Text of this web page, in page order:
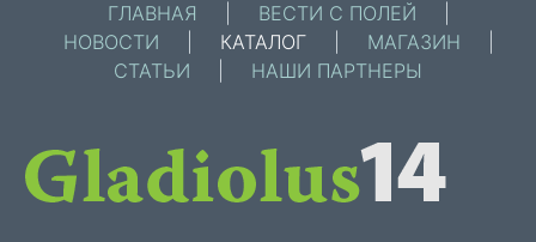
ГЛАВНАЯ ВЕСТИ С ПОЛЕЙ
НОВОСТИ
КАТАЛОГ МАГАЗИН
СТАТЬИ
НАШИ ПАРТНЕРЫ